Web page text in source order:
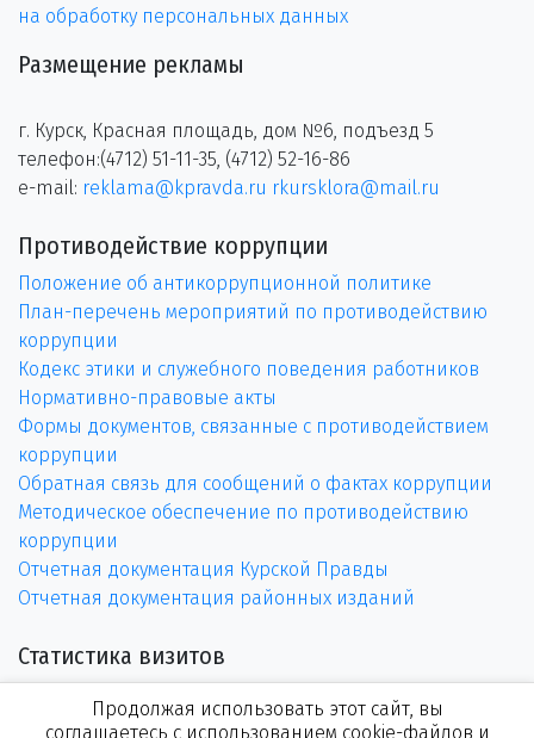
на обработку персональных данных
Размещение рекламы
г. Курск, Красная площадь, дом №6, подъезд 5
телефон:(4712) 51-11-35, (4712) 52-16-86
e-mail: reklama@kpravda.ru rkursklora@mail.ru
Противодействие коррупции
Положение об антикоррупционной политике
План-перечень мероприятий по противодействию
коррупции
Кодекс этики и служебного поведения работников
Нормативно-правовые акты
Формы документов, связанные с противодействием
коррупции
Обратная связь для сообщений о фактах коррупции
Методическое обеспечение по противодействию
коррупции
Отчетная документация Курской Правды
Отчетная документация районных изданий
Статистика визитов
Продолжая использовать этот сайт, вы
соглашаетесь с использованием cookie-файлов и